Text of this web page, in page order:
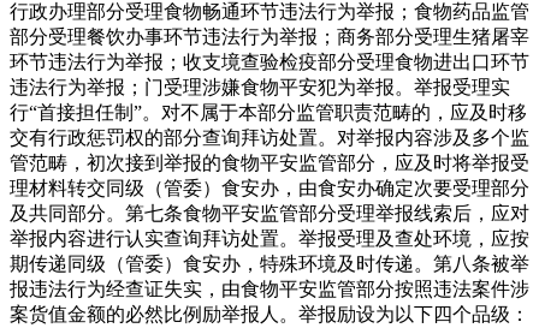
行政办理部分受理食物畅通环节违法行为举报；食物药品监管
部分受理餐饮办事环节违法行为举报；商务部分受理生猪屠宰
环节违法行为举报；收支境查验检疫部分受理食物进出口环节
违法行为举报；门受理涉嫌食物平安犯为举报。举报受理实
行“首接担任制”。对不属于本部分监管职责范畴的，应及时移
交有行政惩罚权的部分查询拜访处置。对举报内容涉及多个监
管范畴，初次接到举报的食物平安监管部分，应及时将举报受
理材料转交同级（管委）食安办，由食安办确定次要受理部分
及共同部分。第七条食物平安监管部分受理举报线索后，应对
举报内容进行认实查询拜访处置。举报受理及查处环境，应按
期传递同级（管委）食安办，特殊环境及时传递。第八条被举
报违法行为经查证失实，由食物平安监管部分按照违法案件涉
案货值金额的必然比例励举报人。举报励设为以下四个品级：